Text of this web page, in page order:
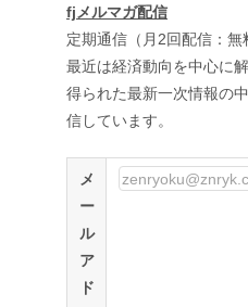
fjメルマガ配信
定期通信（月2回配信：無
最近は経済動向を中心に
得られた最新一次情報の
信しています。
メ
ー
ル
ア
ド